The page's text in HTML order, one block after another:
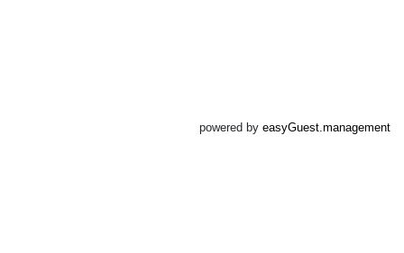
powered by easyGuest.management